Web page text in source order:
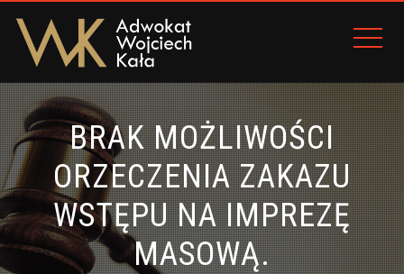
BRAK MOŻLIWOŚCI
ORZECZENIA ZAKAZU
WSTĘPU NA IMPREZĘ
MASOWĄ.